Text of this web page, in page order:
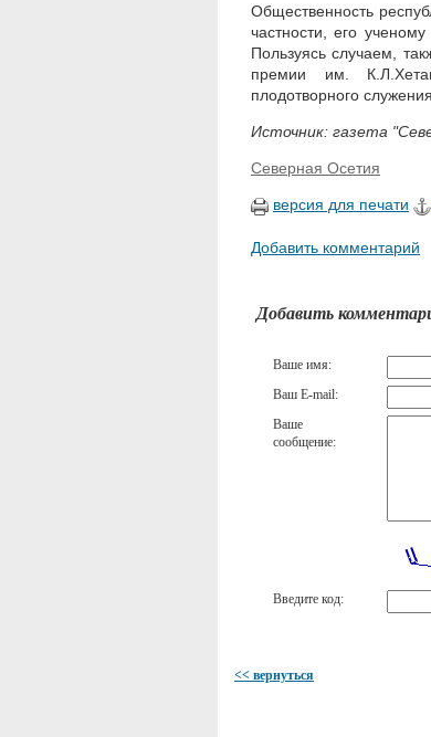
Общественность
частности, его
Пользуясь случаем,
премии им.
плодотворного
Источник: газета
Северная Осетия
версия для печати
Добавить комментарий
Добавить
Ваше имя:
Ваш E-mail:
Ваше
сообщение:
Введите код:
<< вернуться